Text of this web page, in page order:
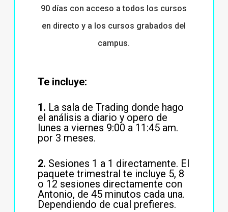
90 días con acceso a todos los cursos
en directo y a los cursos grabados del
campus.
Te incluye:
1. La sala de Trading donde hago
el análisis a diario y opero de
lunes a viernes 9:00 a 11:45 am.
por 3 meses.
2. Sesiones 1 a 1 directamente. El
paquete trimestral te incluye 5, 8
o 12 sesiones directamente con
Antonio, de 45 minutos cada una.
Dependiendo de cual prefieres.